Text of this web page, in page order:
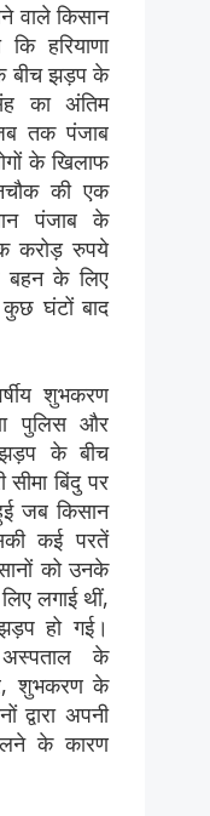
वाले किसान
हरियाणा
बीच झड़प के
का अंतिम
तक पंजाब
के खिलाफ
की एक
पंजाब के
करोड़ रुपये
के लिए
कुछ घंटों बाद
शुभकरण
पुलिस और
के बीच
सीमा बिंदु पर
जब किसान
कई परतें
को उनके
लगाई थीं,
हो गई।
अस्पताल के
शुभकरण के
द्वारा अपनी
के कारण